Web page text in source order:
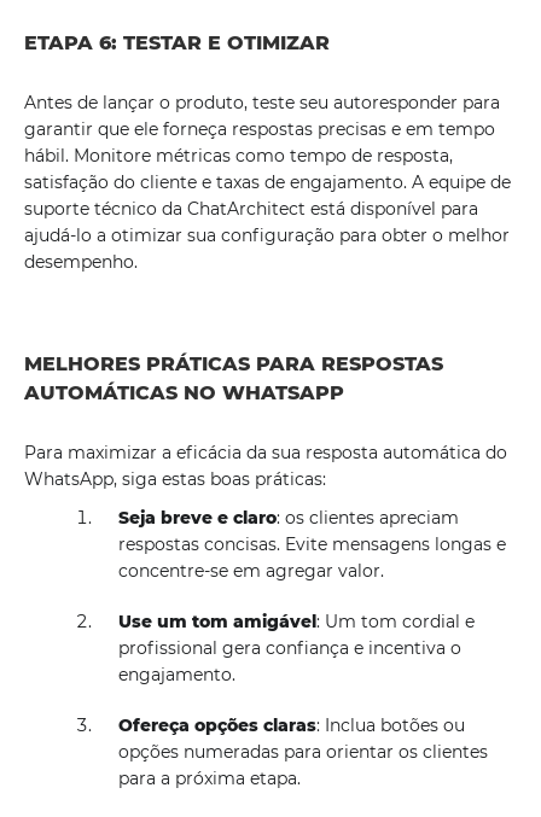
ETAPA 6: TESTAR E OTIMIZAR
Antes de lançar o produto, teste seu autoresponder para
garantir que ele forneça respostas precisas e em tempo
hábil. Monitore métricas como tempo de resposta,
satisfação do cliente e taxas de engajamento. A equipe de
suporte técnico da ChatArchitect está disponível para
ajudá-lo a otimizar sua configuração para obter o melhor
desempenho.
MELHORES PRÁTICAS PARA RESPOSTAS
AUTOMÁTICAS NO WHATSAPP
Para maximizar a eficácia da sua resposta automática do
WhatsApp, siga estas boas práticas:
Seja breve e claro: os clientes apreciam
respostas concisas. Evite mensagens longas e
concentre-se em agregar valor.
Use um tom amigável: Um tom cordial e
profissional gera confiança e incentiva o
engajamento.
Ofereça opções claras: Inclua botões ou
opções numeradas para orientar os clientes
para a próxima etapa.